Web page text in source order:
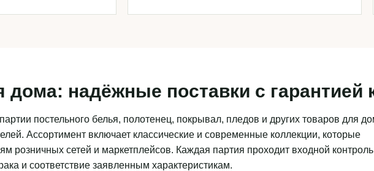
дома: надёжные поставки с гарантией
постельного белья, полотенец, покрывал, пледов и других товаров для
Ассортимент включает классические и современные коллекции, которые
розничных сетей и маркетплейсов. Каждая партия проходит входной
и соответствие заявленным характеристикам.